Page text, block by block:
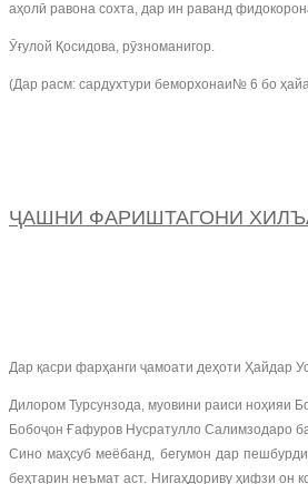
аҳолӣ равона сохта, дар ин раванд
Ӯғулой Қосидова, рӯзноманигор.
(Дар расм: сардухтури беморхонаи№ 6 бо
ҶАШНИ ФАРИШТАГОНИ
Дар қасри фарҳанги ҷамоати деҳоти Ҳайдар
Дилором Турсунзода, муовини раиси ноҳияи
Бобоҷон Ғафуров Нусратулло Салимзодаро
Сино маҳсуб меёбанд, бегумон дар
беҳтарин неъмат аст. Нигаҳдориву ҳифзи он